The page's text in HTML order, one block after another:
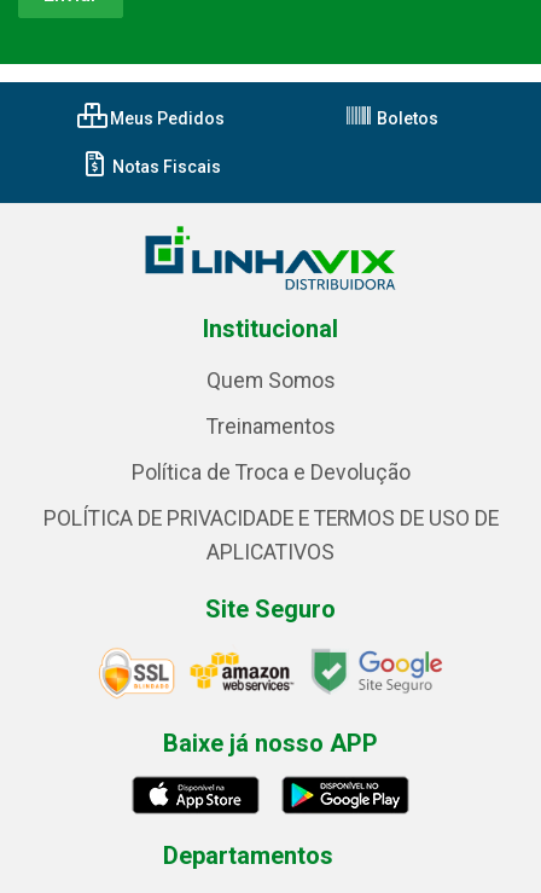
Meus Pedidos Boletos
Notas Fiscais
Institucional
Quem Somos
Treinamentos
Política de Troca e Devolução
POLÍTICA DE PRIVACIDADE E TERMOS DE USO DE
APLICATIVOS
Site Seguro
Baixe já nosso APP
Departamentos